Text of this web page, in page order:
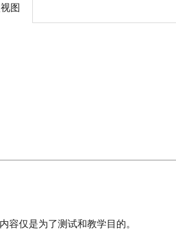
图
容仅是为了测试和教学目的。